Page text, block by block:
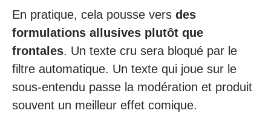
En pratique, cela pousse vers des
formulations allusives plutôt que
frontales. Un texte cru sera bloqué par le
filtre automatique. Un texte qui joue sur le
sous-entendu passe la modération et produit
souvent un meilleur effet comique.